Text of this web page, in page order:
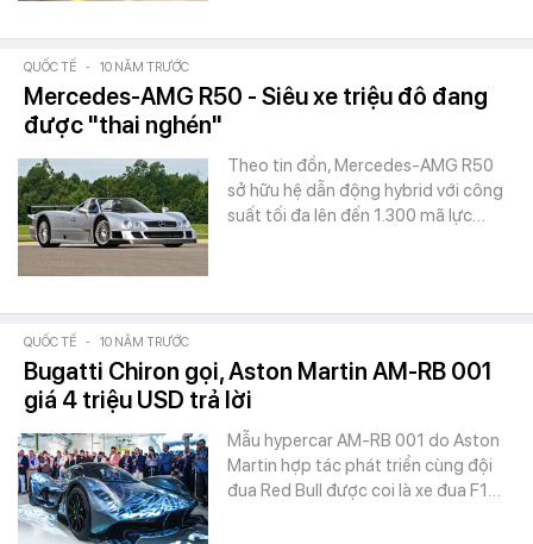
QUỐC TẾ - 10 NĂM TRƯỚC
Mercedes-AMG R50 - Siêu xe triệu đô đang
được "thai nghén"
Theo tin đồn, Mercedes-AMG R50
sở hữu hệ dẫn động hybrid với công
suất tối đa lên đến 1.300 mã lực…
QUỐC TẾ - 10 NĂM TRƯỚC
Bugatti Chiron gọi, Aston Martin AM-RB 001
giá 4 triệu USD trả lời
Mẫu hypercar AM-RB 001 do Aston
Martin hợp tác phát triển cùng đội
đua Red Bull được coi là xe đua F1…